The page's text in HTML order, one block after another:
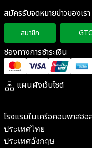
สมัครรับจดหมายข่าวของเรา
สมาชิก
ช่องทางการชำระเงิน
แผนผังเว็บไซต์
โรงแรมในเครือคอมพาสฮ
ประเทศไทย
ประเทศอังกฤษ